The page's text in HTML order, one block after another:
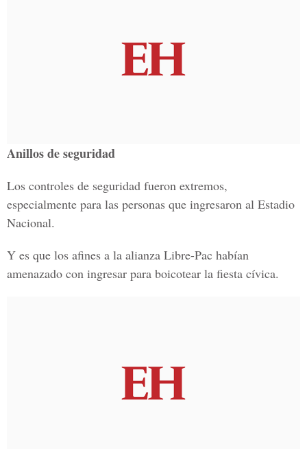
Anillos de seguridad
Los controles de seguridad fueron extremos,
especialmente para las personas que ingresaron al Estadio
Nacional.
Y es que los afines a la alianza Libre-Pac habían
amenazado con ingresar para boicotear la fiesta cívica.